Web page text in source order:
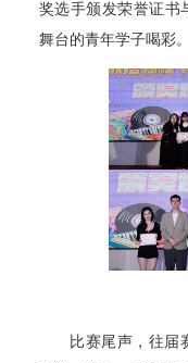
奖选手颁发荣誉证书
舞台的青年学子喝彩。
比赛尾声，往届